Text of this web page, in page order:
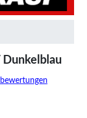
Dunkelblau